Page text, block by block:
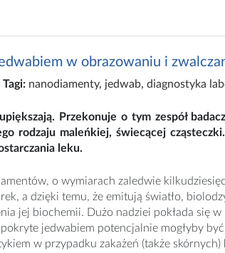
w obrazowaniu i
Tagi: nanodiamenty, jedwab, diagnostyka
Przekonuje o tym zespół
rodzaju maleńkiej, świecącej
leku.
o wymiarach zaledwie
a dzięki temu, że emitują światło,
jej biochemii. Dużo nadziei pokłada się
jedwabiem potencjalnie mogłyby
w przypadku zakażeń (także skórnych)